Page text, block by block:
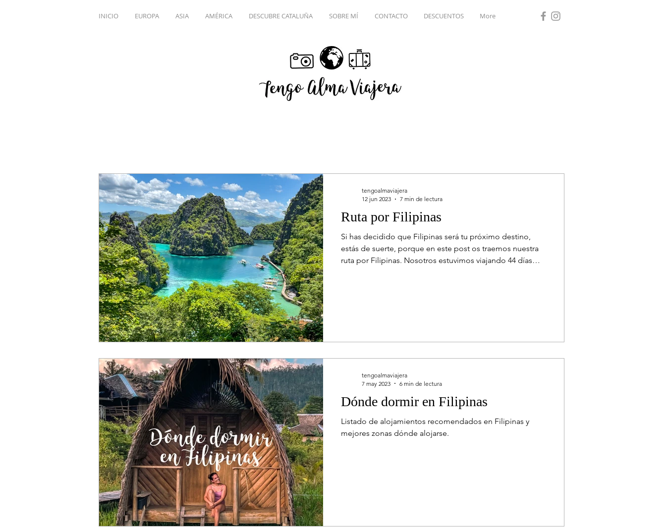
INICIO EUROPA ASIA AMÉRICA DESCUBRE CATALUÑA SOBRE MÍ CONTACTO DESCUENTOS More
Ruta por Filipinas
Si has decidido que Filipinas será tu próximo destino,
estás de suerte, porque en este post os traemos nuestra
ruta por Filipinas. Nosotros estuvimos viajando 44 días
tengoalmaviajera
12 jun 2023
7 min de lectura
Dónde dormir en Filipinas
Listado de alojamientos recomendados en Filipinas y
mejores zonas dónde alojarse.
tengoalmaviajera
7 may 2023
6 min de lectura